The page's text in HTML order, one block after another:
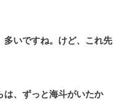
多いですね。けど、これ先
は、ずっと海斗がいたか